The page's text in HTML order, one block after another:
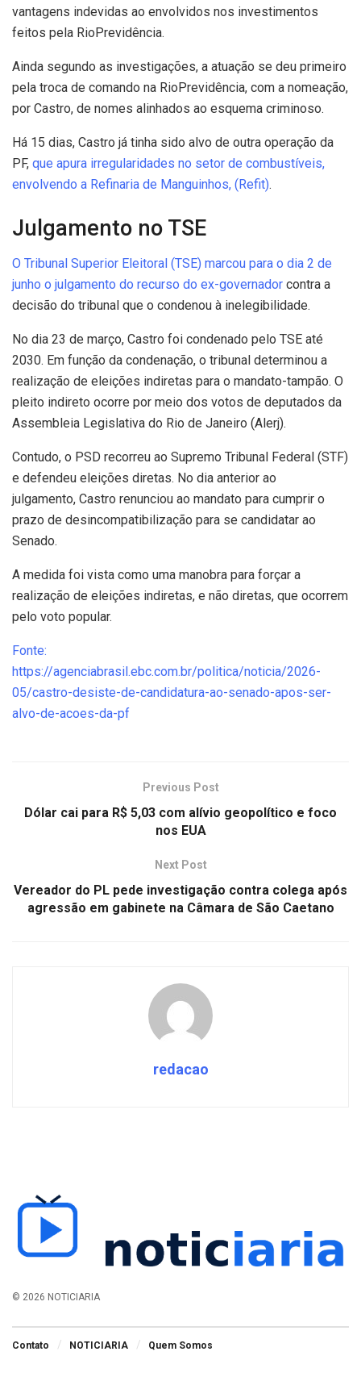
vantagens indevidas ao envolvidos nos investimentos
feitos pela RioPrevidência.
Ainda segundo as investigações, a atuação se deu primeiro
pela troca de comando na RioPrevidência, com a nomeação,
por Castro, de nomes alinhados ao esquema criminoso.
Há 15 dias, Castro já tinha sido alvo de outra operação da
PF, que apura irregularidades no setor de combustíveis,
envolvendo a Refinaria de Manguinhos, (Refit).
Julgamento no TSE
O Tribunal Superior Eleitoral (TSE) marcou para o dia 2 de
junho o julgamento do recurso do ex-governador contra a
decisão do tribunal que o condenou à inelegibilidade.
No dia 23 de março, Castro foi condenado pelo TSE até
2030. Em função da condenação, o tribunal determinou a
realização de eleições indiretas para o mandato-tampão. O
pleito indireto ocorre por meio dos votos de deputados da
Assembleia Legislativa do Rio de Janeiro (Alerj).
Contudo, o PSD recorreu ao Supremo Tribunal Federal (STF)
e defendeu eleições diretas. No dia anterior ao
julgamento, Castro renunciou ao mandato para cumprir o
prazo de desincompatibilização para se candidatar ao
Senado.
A medida foi vista como uma manobra para forçar a
realização de eleições indiretas, e não diretas, que ocorrem
pelo voto popular.
Fonte:
https://agenciabrasil.ebc.com.br/politica/noticia/2026-
05/castro-desiste-de-candidatura-ao-senado-apos-ser-
alvo-de-acoes-da-pf
Previous Post
Dólar cai para R$ 5,03 com alívio geopolítico e foco
nos EUA
Next Post
Vereador do PL pede investigação contra colega após
agressão em gabinete na Câmara de São Caetano
redacao
© 2026 NOTICIARIA
Contato NOTICIARIA Quem Somos